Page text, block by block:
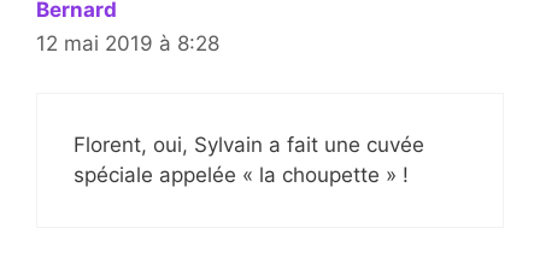
Bernard
12 mai 2019 à 8:28
Florent, oui, Sylvain a fait une cuvée
spéciale appelée « la choupette » !